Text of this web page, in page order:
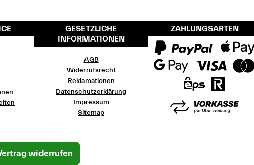
GESETZLICHE
INFORMATIONEN
AGB
Widerrufsrecht
Reklamationen
Datenschutzerklärung
Impressum
Sitemap
ZAHLUNGSARTEN
widerrufen